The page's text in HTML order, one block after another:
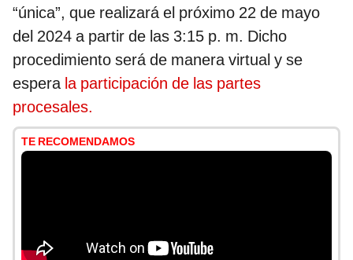
“única”, que realizará el próximo 22 de mayo
del 2024 a partir de las 3:15 p. m. Dicho
procedimiento será de manera virtual y se
esperala participación de las partes
procesales.
TE RECOMENDAMOS